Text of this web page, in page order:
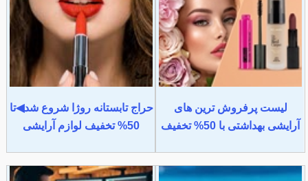
لیست پرفروش ترین های
آرایشی بهداشتی با 50% تخفیف
حراج تابستانه روژا شروع شد◀تا
50% تخفیف لوازم آرایشی